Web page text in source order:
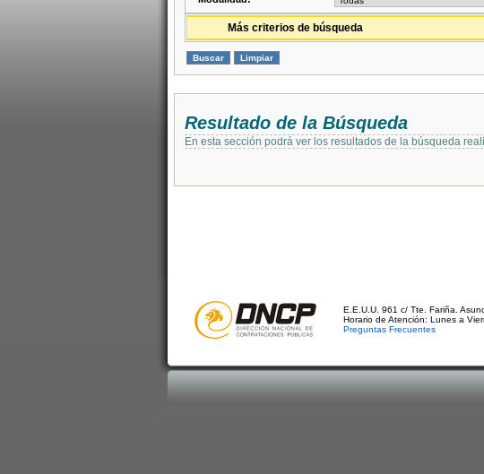
Más criterios de búsqueda
Resultado de la Búsqueda
En esta sección podrá ver los resultados de la búsqueda
E.E.U.U. 961 c/ Tte. Fariña.
Horario de Atención: Lunes a
Preguntas Frecuentes